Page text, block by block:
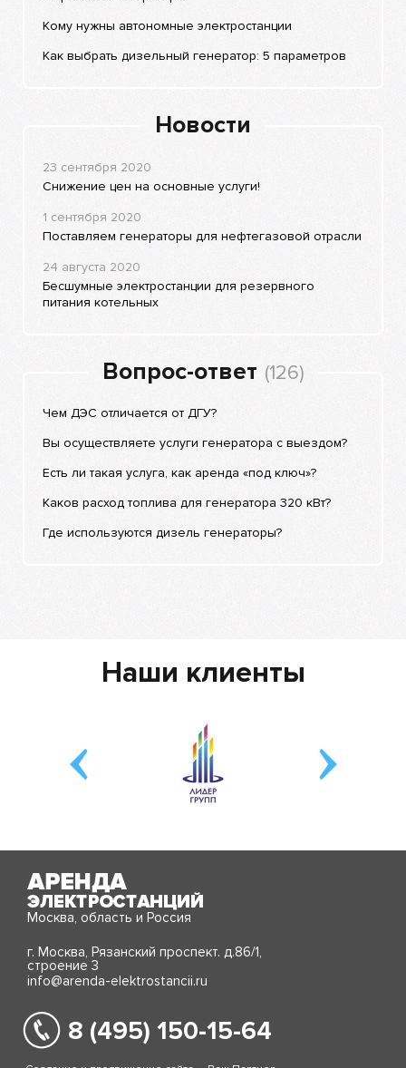
Кому нужны автономные электростанции
Как выбрать дизельный генератор: 5 параметров
Новости
23 сентября 2020
Снижение цен на основные услуги!
1 сентября 2020
Поставляем генераторы для нефтегазовой отрасли
24 августа 2020
Бесшумные электростанции для резервного
питания котельных
Вопрос-ответ (126)
Чем ДЭС отличается от ДГУ?
Вы осуществляете услуги генератора с выездом?
Есть ли такая услуга, как аренда «под ключ»?
Каков расход топлива для генератора 320 кВт?
Где используются дизель генераторы?
Наши клиенты
Москва, область и Россия
г. Москва, Рязанский проспект. д.86/1,
строение 3
info@arenda-elektrostancii.ru
8 (495) 150-15-64